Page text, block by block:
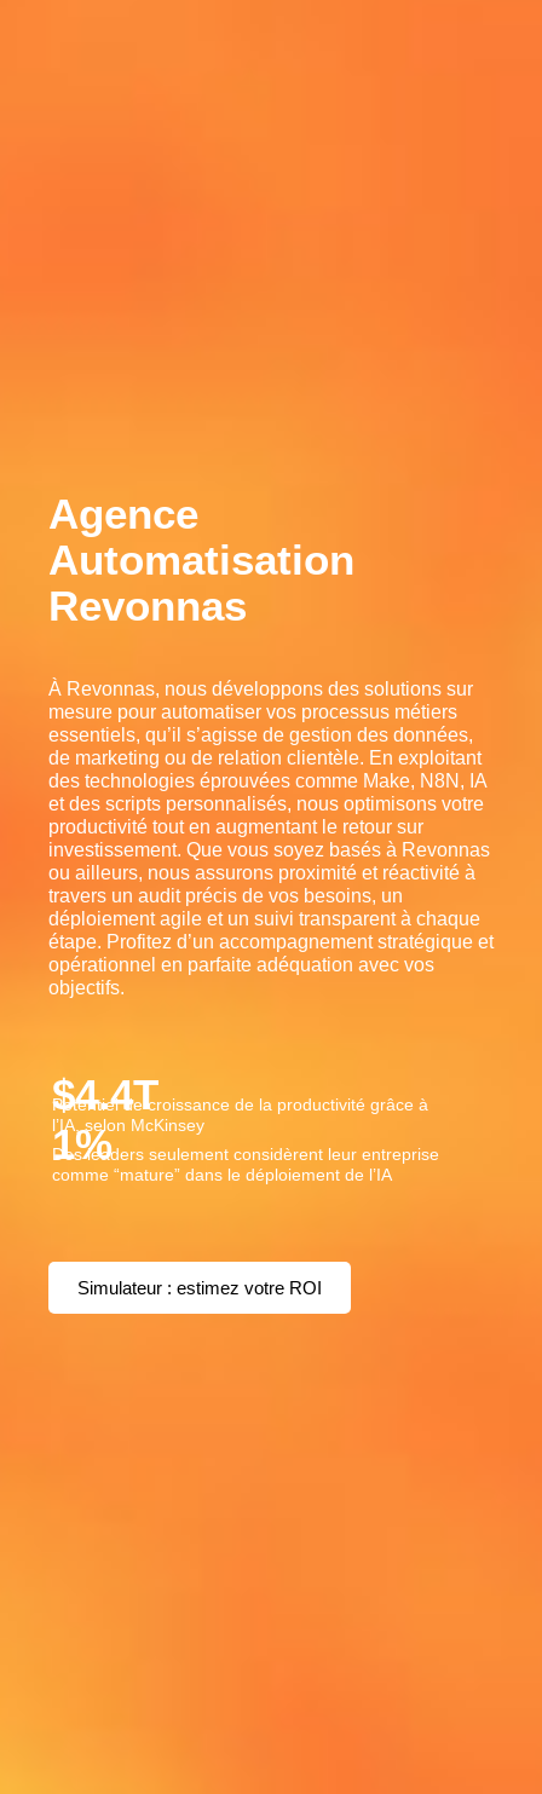
Agence
Automatisation
Revonnas
À Revonnas, nous développons des solutions sur
mesure pour automatiser vos processus métiers
essentiels, qu’il s’agisse de gestion des données,
de marketing ou de relation clientèle. En exploitant
des technologies éprouvées comme Make, N8N, IA
et des scripts personnalisés, nous optimisons votre
productivité tout en augmentant le retour sur
investissement. Que vous soyez basés à Revonnas
ou ailleurs, nous assurons proximité et réactivité à
travers un audit précis de vos besoins, un
déploiement agile et un suivi transparent à chaque
étape. Profitez d’un accompagnement stratégique et
opérationnel en parfaite adéquation avec vos
objectifs.
Potentiel de croissance de la productivité grâce à
l’IA, selon McKinsey
$4.4T
Des leaders seulement considèrent leur entreprise
comme “mature” dans le déploiement de l’IA
1%
Simulateur : estimez votre ROI